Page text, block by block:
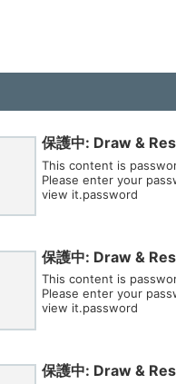
保護中: Draw &
This content is
Please enter your
view it.password
保護中: Draw &
This content is
Please enter your
view it.password
保護中: Draw &